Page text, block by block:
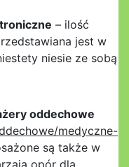
– ilość
jest w
niesie ze sobą
oddechowe
medyczne-
są także w